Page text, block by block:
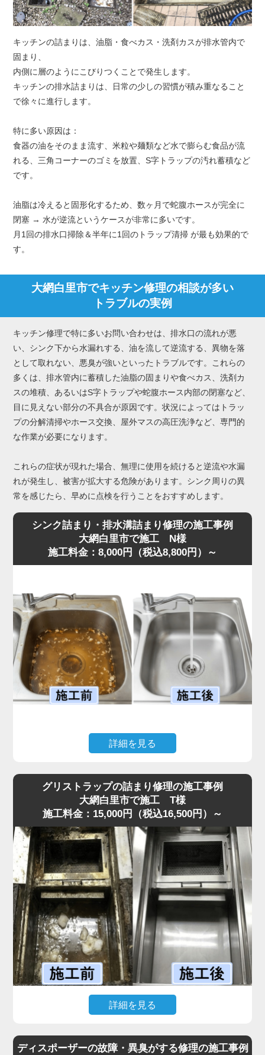
キッチンの詰まりは、油脂・食べカス・洗剤カスが排水管内で
固まり、
内側に層のようにこびりつくことで発生します。
キッチンの排水詰まりは、日常の少しの習慣が積み重なること
で徐々に進行します。
特に多い原因は：
食器の油をそのまま流す、米粒や麺類など水で膨らむ食品が流
れる、三角コーナーのゴミを放置、S字トラップの汚れ蓄積など
です。
油脂は冷えると固形化するため、数ヶ月で蛇腹ホースが完全に
閉塞 → 水が逆流というケースが非常に多いです。
月1回の排水口掃除＆半年に1回のトラップ清掃 が最も効果的で
す。
大網白里市でキッチン修理の相談が多い
トラブルの実例
キッチン修理で特に多いお問い合わせは、排水口の流れが悪
い、シンク下から水漏れする、油を流して逆流する、異物を落
として取れない、悪臭が強いといったトラブルです。これらの
多くは、排水管内に蓄積した油脂の固まりや食べカス、洗剤カ
スの堆積、あるいはS字トラップや蛇腹ホース内部の閉塞など、
目に見えない部分の不具合が原因です。状況によってはトラッ
プの分解清掃やホース交換、屋外マスの高圧洗浄など、専門的
な作業が必要になります。
これらの症状が現れた場合、無理に使用を続けると逆流や水漏
れが発生し、被害が拡大する危険があります。シンク周りの異
常を感じたら、早めに点検を行うことをおすすめします。
シンク詰まり・排水溝詰まり修理の施工事例
大網白里市で施工 N様
施工料金：8,000円（税込8,800円）～
詳細を見る
ことで排水がまったく流れなくなり、シンクに汚水が逆流
してくる状態でした。
現場を確認すると、排水管内に油脂が厚い層となって固着
しており、S字トラップの内部がほぼ完全に塞がっていま
した。
プロの点検では、排水溝に流した油が冷えて固まり、長期
間蓄積された食材カスが原因と判明しました。
まずS字トラップと蛇腹ホースを分解し、内部の固着物を
丁寧に除去しました。
その後、流路を確保するため専用薬剤で内部を洗浄しまし
た。作業は30分ほどで完了し、排水もスムーズに回復する
ことができました。
「最短即日で来てもらえて助かった」と喜んでいただけま
した。
なく安心してご依頼いただけます。
グリストラップの詰まり修理の施工事例
大網白里市で施工 T様
施工料金：15,000円（税込16,500円）～
詳細を見る
水が逆流して厨房が使えない」と最短即日での緊急依頼が
ディスポーザーの故障・異臭がする修理の施工事例